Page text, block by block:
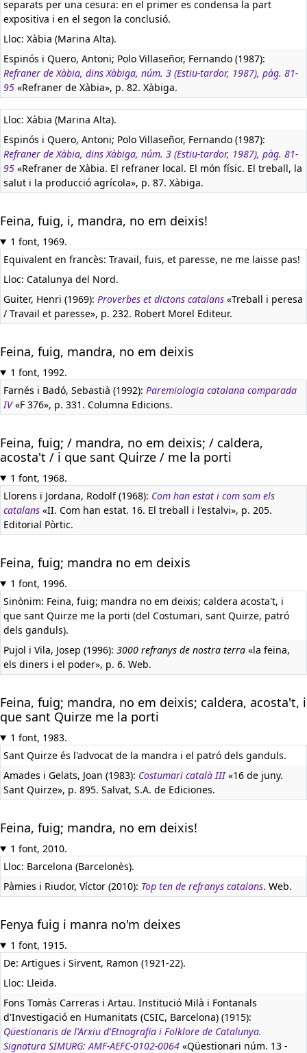
separats per una cesura: en el primer es condensa la part
expositiva i en el segon la conclusió.
Lloc: Xàbia (Marina Alta).
Espinós i Quero, Antoni; Polo Villaseñor, Fernando (1987):
Refraner de Xàbia, dins Xàbiga, núm. 3 (Estiu-tardor, 1987), pàg. 81-
95 «Refraner de Xàbia», p. 82. Xàbiga.
Lloc: Xàbia (Marina Alta).
Espinós i Quero, Antoni; Polo Villaseñor, Fernando (1987):
Refraner de Xàbia, dins Xàbiga, núm. 3 (Estiu-tardor, 1987), pàg. 81-
95 «Refraner de Xàbia. El refraner local. El món físic. El treball, la
salut i la producció agrícola», p. 87. Xàbiga.
Feina, fuig, i, mandra, no em deixis!
1 font, 1969.
Equivalent en francès: Travail, fuis, et paresse, ne me laisse pas!
Lloc: Catalunya del Nord.
Guiter, Henri (1969): Proverbes et dictons catalans «Treball i peresa
/ Travail et paresse», p. 232. Robert Morel Editeur.
Feina, fuig, mandra, no em deixis
1 font, 1992.
Farnés i Badó, Sebastià (1992): Paremiologia catalana comparada
IV«F 376», p. 331. Columna Edicions.
Feina, fuig; / mandra, no em deixis; / caldera,
acosta't / i que sant Quirze / me la porti
1 font, 1968.
Llorens i Jordana, Rodolf (1968): Com han estat i com som els
catalans «II. Com han estat. 16. El treball i l'estalvi», p. 205.
Editorial Pòrtic.
Feina, fuig; mandra no em deixis
1 font, 1996.
Sinònim: Feina, fuig; mandra no em deixis; caldera acosta't, i
que sant Quirze me la porti (del Costumari, sant Quirze, patró
dels ganduls).
Pujol i Vila, Josep (1996): 3000 refranys de nostra terra «la feina,
els diners i el poder», p. 6. Web.
Feina, fuig; mandra, no em deixis; caldera, acosta't, i
que sant Quirze me la porti
1 font, 1983.
Sant Quirze és l'advocat de la mandra i el patró dels ganduls.
Amades i Gelats, Joan (1983): Costumari català III«16 de juny.
Sant Quirze», p. 895. Salvat, S.A. de Ediciones.
Feina, fuig; mandra, no em deixis!
1 font, 2010.
Lloc: Barcelona (Barcelonès).
Pàmies i Riudor, Víctor (2010): Top ten de refranys catalans. Web.
Fenya fuig i manra no'm deixes
1 font, 1915.
De: Artigues i Sirvent, Ramon (1921-22).
Lloc: Lleida.
Fons Tomàs Carreras i Artau. Institució Milà i Fontanals
d'Investigació en Humanitats (CSIC, Barcelona) (1915):
Qüestionaris de l'Arxiu d'Etnografia i Folklore de Catalunya.
Signatura SIMURG: AMF-AEFC-0102-0064 «Qüestionari núm. 13 -